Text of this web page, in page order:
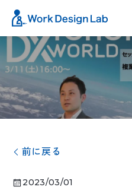
前に戻る
2023/03/01